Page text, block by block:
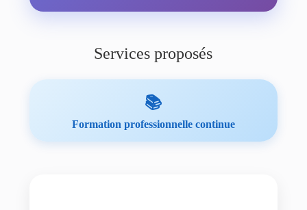
Services proposés
📚
Formation professionnelle continue